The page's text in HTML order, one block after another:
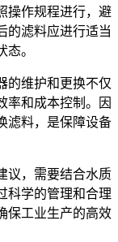
操作规程进行，避
的滤料应进行适当
。
的维护和更换不仅
率和成本控制。因
滤料，是保障设备
议，需要结合水质
科学的管理和合理
保工业生产的高效